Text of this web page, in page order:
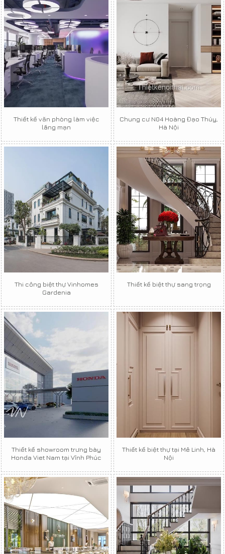
Thiết kế văn phòng làm việc
lãng mạn
Chung cư N04 Hoàng Đạo Thúy,
Hà Nội
Thi công biệt thự Vinhomes
Gardenia
Thiết kế biệt thự sang trọng
Thiết kế showroom trưng bày
Honda Viet Nam tại Vĩnh Phúc
Thiết kế biệt thự tại Mê Linh, Hà
Nội